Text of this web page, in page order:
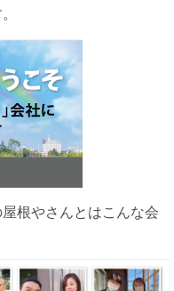
根やさんとはこんな会